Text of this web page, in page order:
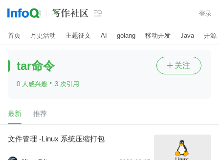
 登录
首页 月更活动 主题征文 AI golang 移动开发 Java 开源
tar命令
0 人感兴趣 · 3 次引用
 关注
最新 推荐
文件管理 -Linux 系统压缩打包